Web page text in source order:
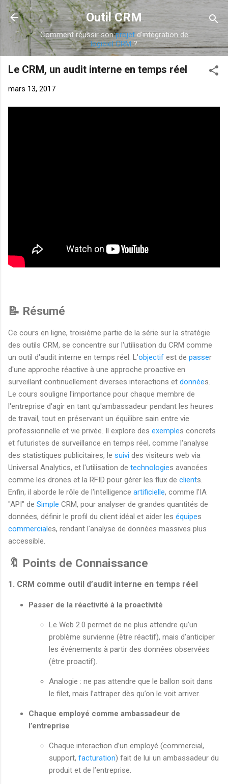
Accéder au contenu principal
Outil CRM
Comment réussir sonprojetd'intégration de
logiciel CRM?
Le CRM, un audit interne en temps réel
mars 13, 2017
📝 Résumé
Ce cours en ligne, troisième partie de la série sur la stratégie
des outils CRM, se concentre sur l'utilisation du CRM comme
un outil d'audit interne en temps réel. L'objectif est de passer
d'une approche réactive à une approche proactive en
surveillant continuellement diverses interactions et données.
Le cours souligne l'importance pour chaque membre de
l'entreprise d'agir en tant qu'ambassadeur pendant les heures
de travail, tout en préservant un équilibre sain entre vie
professionnelle et vie privée. Il explore des exemples concrets
et futuristes de surveillance en temps réel, comme l'analyse
des statistiques publicitaires, le suivi des visiteurs web via
Universal Analytics, et l'utilisation de technologies avancées
comme les drones et la RFID pour gérer les flux de clients.
Enfin, il aborde le rôle de l'intelligence artificielle, comme l'IA
"API" de Simple CRM, pour analyser de grandes quantités de
données, définir le profil du client idéal et aider les équipes
commerciales, rendant l'analyse de données massives plus
accessible.
🔖 Points de Connaissance
1. CRM comme outil d’audit interne en temps réel
Passer de la réactivité à la proactivité
Le Web 2.0 permet de ne plus attendre qu’un
problème survienne (être réactif), mais d’anticiper
les événements à partir des données observées
(être proactif).
Analogie : ne pas attendre que le ballon soit dans
le filet, mais l’attraper dès qu’on le voit arriver.
Chaque employé comme ambassadeur de
l’entreprise
Chaque interaction d’un employé (commercial,
support, facturation) fait de lui un ambassadeur du
produit et de l’entreprise.